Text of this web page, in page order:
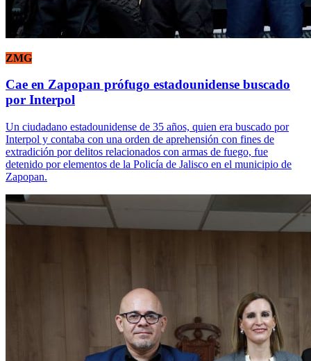
ZMG
Cae en Zapopan prófugo estadounidense buscado
por Interpol
Un ciudadano estadounidense de 35 años, quien era buscado por
Interpol y contaba con una orden de aprehensión con fines de
extradición por delitos relacionados con armas de fuego, fue
detenido por elementos de la Policía de Jalisco en el municipio de
Zapopan.